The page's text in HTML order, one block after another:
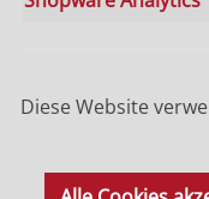
Diese Website